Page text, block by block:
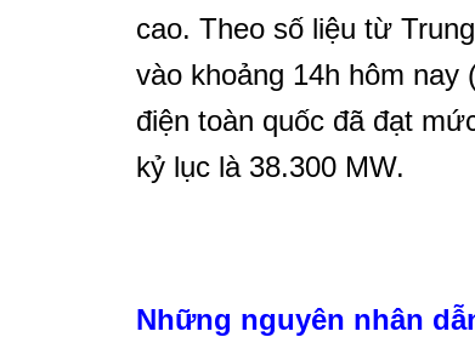
cao. Theo số liệu từ
vào khoảng 14h hôm nay
điện toàn quốc đã đạt
kỷ lục là 38.300 MW.
Những nguyên nhân